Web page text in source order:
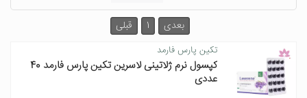
قبلی 1 بعدی
تکین پارس فارمد
کپسول نرم ژلاتینی لاسرین تکین پارس فارمد 40
عددی